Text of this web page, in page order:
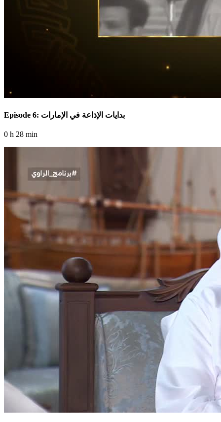
Episode 6: بدايات الإذاعة في الإمارات
0 h 28 min